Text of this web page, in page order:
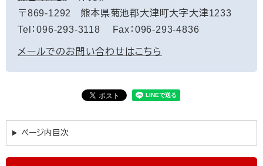
〒869-1292
熊本県菊池郡大津町大字大津1233
Tel：096-293-3118
Fax：096-293-4836
メールでのお問い合わせはこちら
ページ内目次